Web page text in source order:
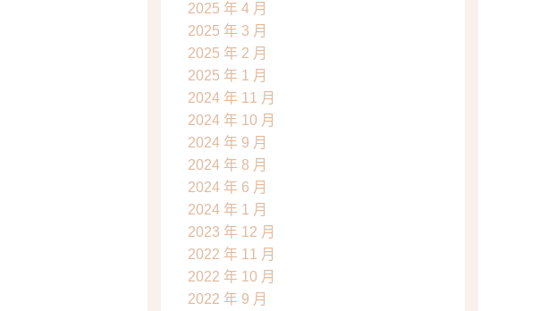
2025 年 4 月
2025 年 3 月
2025 年 2 月
2025 年 1 月
2024 年 11 月
2024 年 10 月
2024 年 9 月
2024 年 8 月
2024 年 6 月
2024 年 1 月
2023 年 12 月
2022 年 11 月
2022 年 10 月
2022 年 9 月